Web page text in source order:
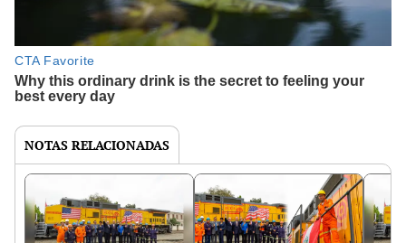
NOTAS RELACIONADAS